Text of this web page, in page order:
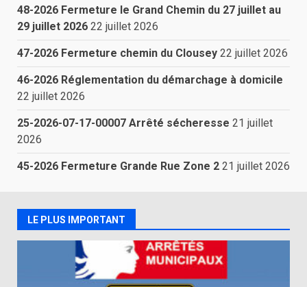
48-2026 Fermeture le Grand Chemin du 27 juillet au
29 juillet 2026 22 juillet 2026
47-2026 Fermeture chemin du Clousey 22 juillet 2026
46-2026 Réglementation du démarchage à domicile
22 juillet 2026
25-2026-07-17-00007 Arrêté sécheresse 21 juillet
2026
45-2026 Fermeture Grande Rue Zone 2 21 juillet 2026
LE PLUS IMPORTANT